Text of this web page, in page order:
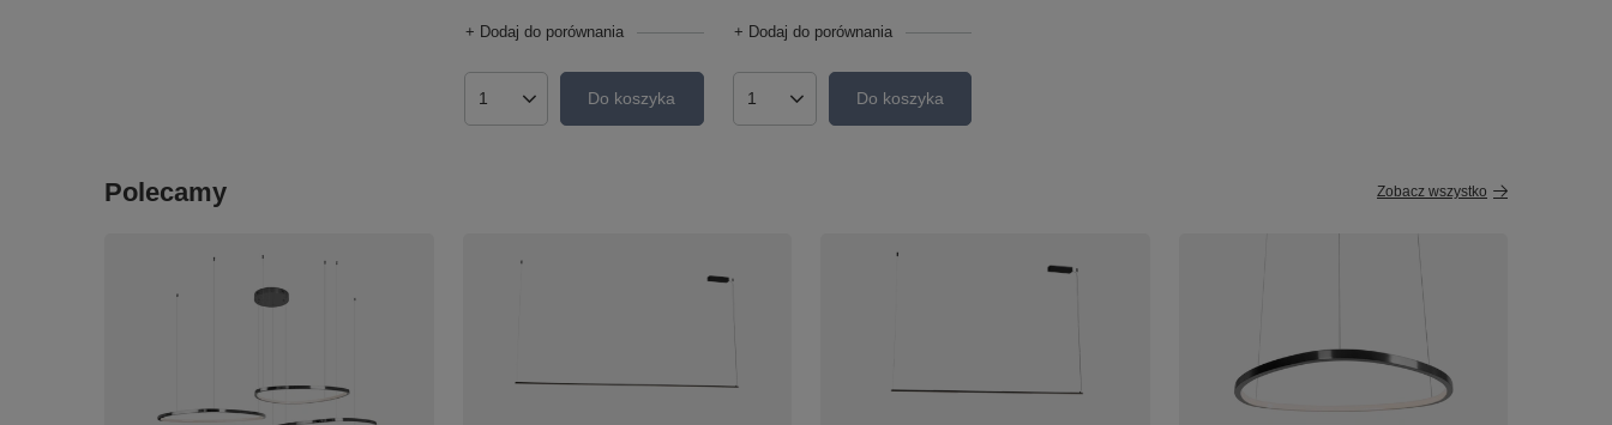
+ Dodaj do porównania
Ilość produktówDo koszyka
+ Dodaj do porównania
Ilość produktówDo koszyka
Polecamy Zobacz wszystko